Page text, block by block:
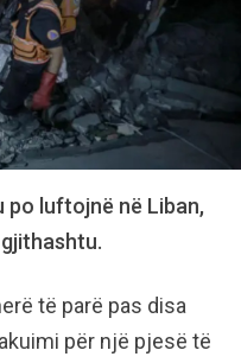
po luftojnë në Liban,
të parë pas disa
për një pjesë të